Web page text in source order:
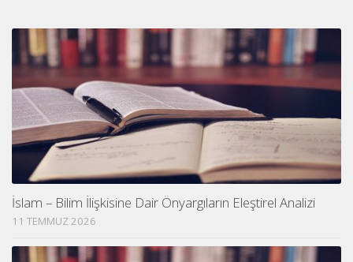
İslam – Bilim İlişkisine Dair Önyargıların Eleştirel Analizi
11 TEMMUZ 2026